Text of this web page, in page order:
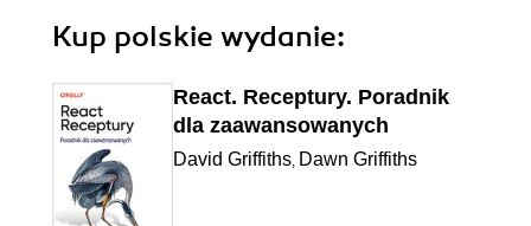
Kup polskie wydanie:
React. Receptury. Poradnik
dla zaawansowanych
David Griffiths, Dawn Griffiths